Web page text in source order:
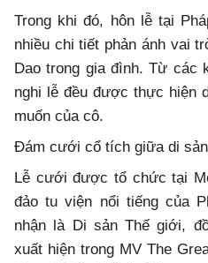
Trong khi đó, hôn lễ tại
nhiều chi tiết phản ánh vai
Dao trong gia đình. Từ các
nghi lễ đều được thực hiện
muốn của cô.
Đám cưới cổ tích giữa di
Lễ cưới được tổ chức tại
đảo tu viện nổi tiếng của
nhận là Di sản Thế giới,
xuất hiện trong MV The